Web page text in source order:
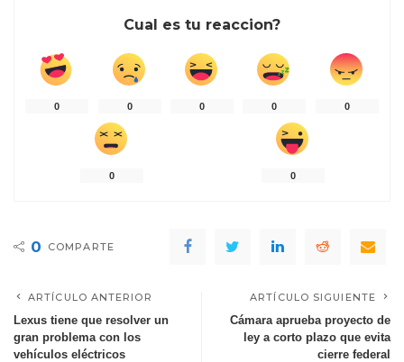
Cual es tu reaccion?
0 0 0 0 0
0 0
0 COMPARTE
ARTÍCULO ANTERIOR
Lexus tiene que resolver un
gran problema con los
vehículos eléctricos
ARTÍCULO SIGUIENTE
Cámara aprueba proyecto de
ley a corto plazo que evita
cierre federal